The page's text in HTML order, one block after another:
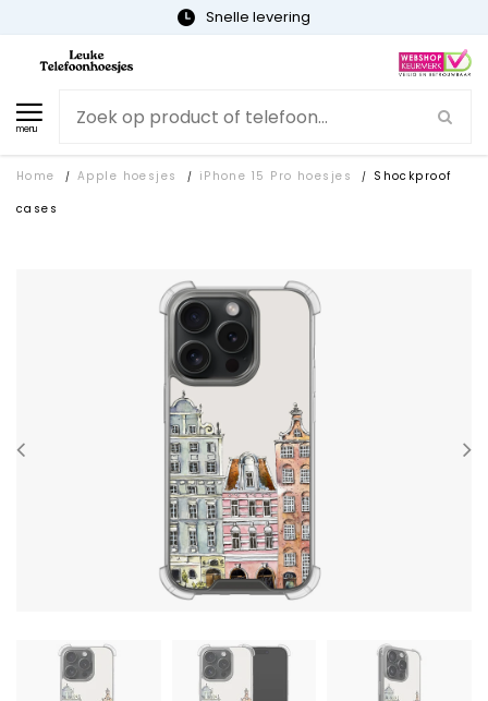
Snelle levering
menu
Home / Apple hoesjes / iPhone 15 Pro hoesjes /
Shockproof
cases